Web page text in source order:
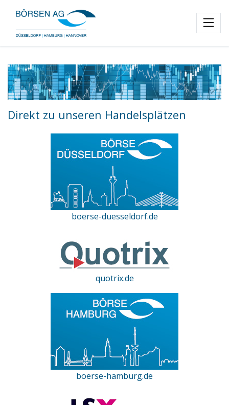
Direkt zu unseren Handelsplätzen
boerse-duesseldorf.de
quotrix.de
boerse-hamburg.de